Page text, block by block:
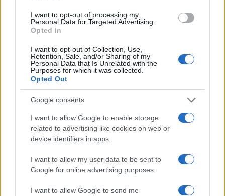
I want to opt-out of processing my
Personal Data for Targeted Advertising.
Opted In
I want to opt-out of Collection, Use,
Retention, Sale, and/or Sharing of my
Personal Data that Is Unrelated with the
Purposes for which it was collected.
Opted Out
Google consents
I want to allow Google to enable storage
related to advertising like cookies on web or
device identifiers in apps.
I want to allow my user data to be sent to
Google for online advertising purposes.
I want to allow Google to send me
cliccandoqui
TEMI: Alexandre Muller
Andrea Frasconi
Fabio Fognini
Francesco Maestrelli
Giuseppe Bianco
Inviaci le tue segnalazioni,
i tuoi video e le tue foto
Su WhatsApp al numero +39
345 356 7512